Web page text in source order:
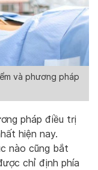
và phương pháp
pháp điều trị
hiện nay.
nào cũng bắt
chỉ định phía